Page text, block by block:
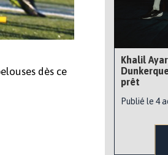
dès ce
Khalil
prêt
Publié le 4